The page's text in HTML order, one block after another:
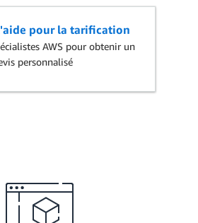
pour la tarification
AWS pour obtenir un
personnalisé